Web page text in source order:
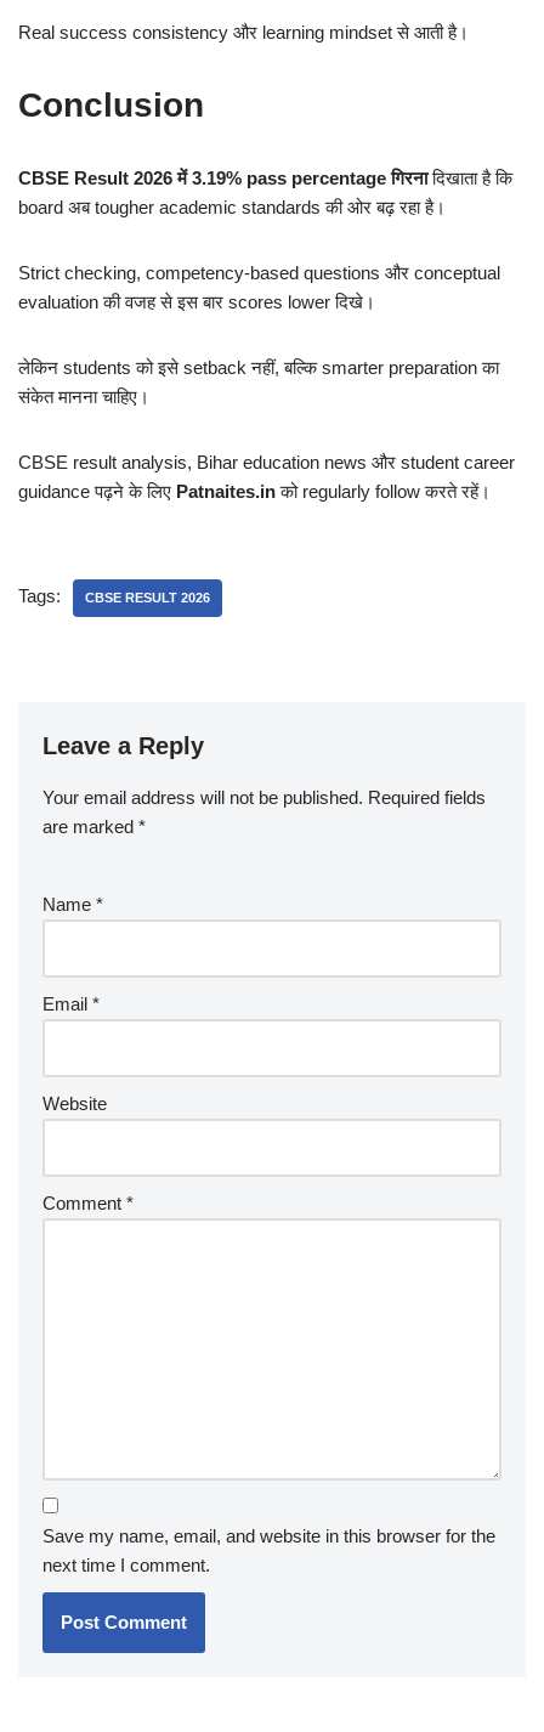
Real success consistency और learning mindset से आती है।
Conclusion
CBSE Result 2026 में 3.19% pass percentage गिरनादिखाता है कि
board अब tougher academic standards की ओर बढ़ रहा है।
Strict checking, competency-based questions और conceptual
evaluation की वजह से इस बार scores lower दिखे।
लेकिन students को इसे setback नहीं, बल्कि smarter preparation का
संकेत मानना चाहिए।
CBSE result analysis, Bihar education news और student career
guidance पढ़ने के लिए Patnaites.inको regularly follow करते रहें।
Tags: CBSE RESULT 2026
Leave a Reply
Your email address will not be published. Required fields
are marked *
Name *
Email *
Website
Comment *
Save my name, email, and website in this browser for the
next time I comment.